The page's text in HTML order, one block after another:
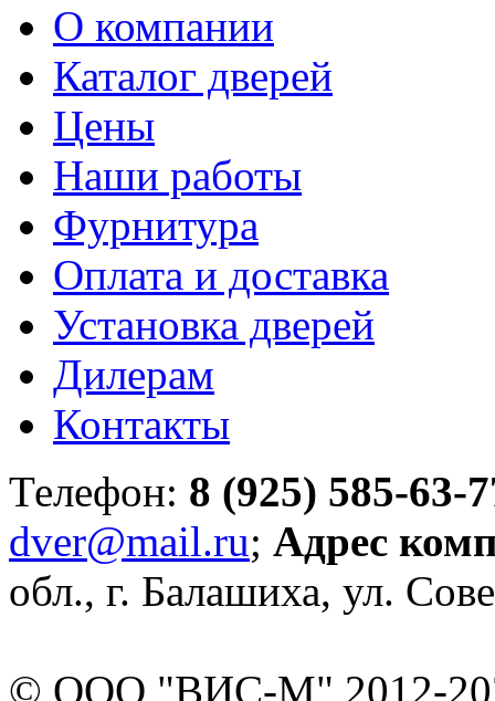
О компании
Каталог дверей
Цены
Наши работы
Фурнитура
Оплата и доставка
Установка дверей
Дилерам
Контакты
Телефон: 8 (925) 585-63-
dver@mail.ru; Адрес
обл., г. Балашиха, ул.
© ООО "ВИС-М" 2012-